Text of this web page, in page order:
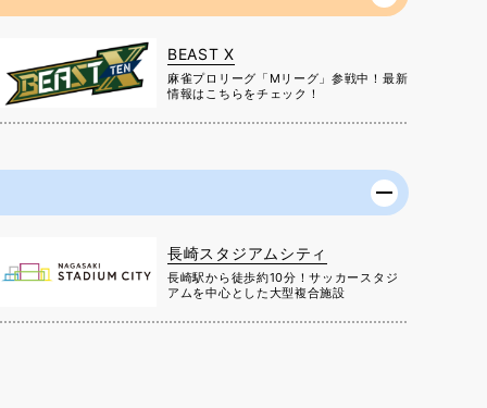
BEAST X
麻雀プロリーグ「Mリーグ」参戦中！最新
情報はこちらをチェック！
長崎スタジアムシティ
長崎駅から徒歩約10分！サッカースタジ
アムを中心とした大型複合施設